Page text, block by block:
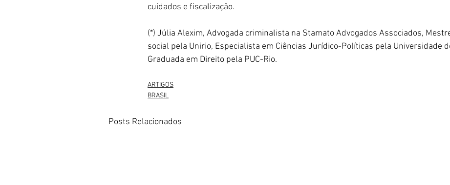
cuidados e fiscalização.
(*) Júlia Alexim, Advogada criminalista na Stamato Advogados Associados,
social pela Unirio, Especialista em Ciências Jurídico-Políticas pela Universidade
Graduada em Direito pela PUC-Rio.
ARTIGOS
BRASIL
Posts Relacionados